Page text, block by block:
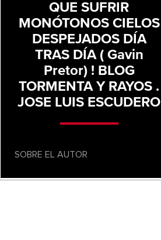
QUE SUFRIR
MONÓTONOS CIELOS
DESPEJADOS DÍA
TRAS DÍA ( Gavin
Pretor) ! BLOG
TORMENTA Y RAYOS .
JOSE LUIS ESCUDERO
SOBRE EL AUTOR